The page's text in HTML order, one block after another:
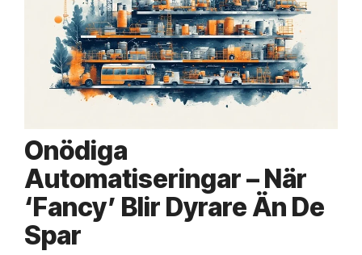
Onödiga
Automatiseringar – När
‘Fancy’ Blir Dyrare Än De
Spar